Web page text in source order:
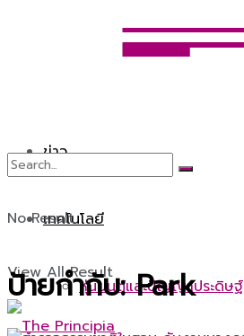
ข่าว
เทคโนโลยี
หุ่นยนต์และปัญญาประดิษฐ์
No Result
View All Result
ป้ายกำกับ:Park